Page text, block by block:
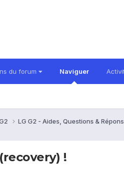
du forum Naviguer
LG G2 - Aides, Questions &
!